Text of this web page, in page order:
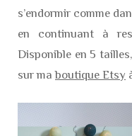
s’endormir comme
en continuant à
Disponible en 5
sur maboutique Etsy